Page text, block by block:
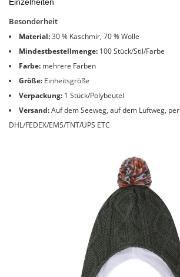
Besonderheit
Material:30 % Kaschmir, 70 % Wolle
Mindestbestellmenge: 100 Stück/Stil/Farbe
Farbe: mehrere Farben
Größe: Einheitsgröße
Verpackung: 1 Stück/Polybeutel
Versand:Auf dem Seeweg, auf dem Luftweg, per
DHL/FEDEX/EMS/TNT/UPS ETC